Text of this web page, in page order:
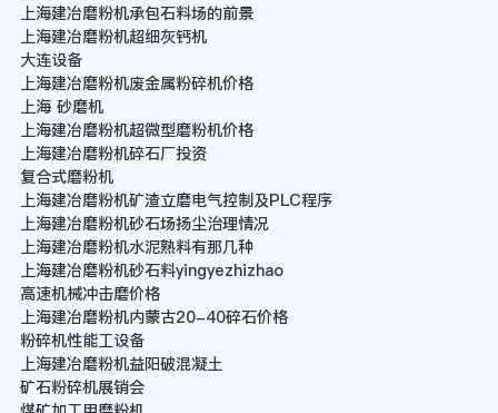
上海建冶磨粉机承包石料场的前景
上海建冶磨粉机超细灰钙机
大连设备
上海建冶磨粉机废金属粉碎机价格
上海 砂磨机
上海建冶磨粉机超微型磨粉机价格
上海建冶磨粉机碎石厂投资
复合式磨粉机
上海建冶磨粉机矿渣立磨电气控制及PLC程序
上海建冶磨粉机砂石场扬尘治理情况
上海建冶磨粉机水泥熟料有那几种
上海建冶磨粉机砂石料yingyezhizhao
高速机械冲击磨价格
上海建冶磨粉机内蒙古20-40碎石价格
粉碎机性能工设备
上海建冶磨粉机益阳破混凝土
矿石粉碎机展销会